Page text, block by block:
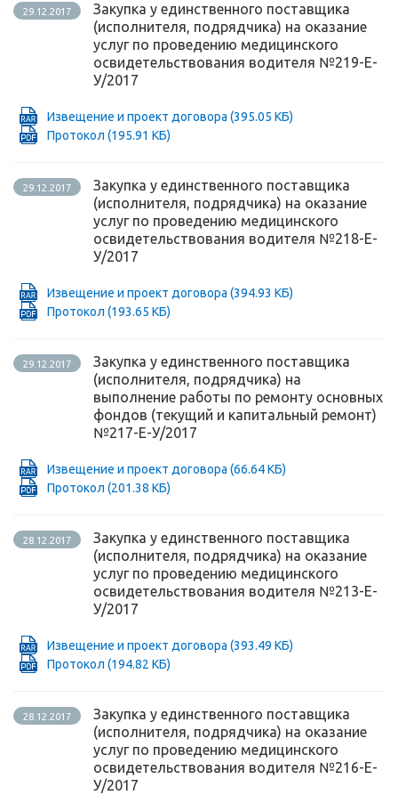
29.12.2017
Закупка у единственного поставщика
(исполнителя, подрядчика) на оказание
услуг по проведению медицинского
освидетельствования водителя №219-Е-
У/2017
Извещение и проект договора (395.05 КБ)
Протокол (195.91 КБ)
29.12.2017
Закупка у единственного поставщика
(исполнителя, подрядчика) на оказание
услуг по проведению медицинского
освидетельствования водителя №218-Е-
У/2017
Извещение и проект договора (394.93 КБ)
Протокол (193.65 КБ)
29.12.2017
Закупка у единственного поставщика
(исполнителя, подрядчика) на
выполнение работы по ремонту основных
фондов (текущий и капитальный ремонт)
№217-Е-У/2017
Извещение и проект договора (66.64 КБ)
Протокол (201.38 КБ)
28.12.2017
Закупка у единственного поставщика
(исполнителя, подрядчика) на оказание
услуг по проведению медицинского
освидетельствования водителя №213-Е-
У/2017
Извещение и проект договора (393.49 КБ)
Протокол (194.82 КБ)
28.12.2017
Закупка у единственного поставщика
(исполнителя, подрядчика) на оказание
услуг по проведению медицинского
освидетельствования водителя №216-Е-
У/2017